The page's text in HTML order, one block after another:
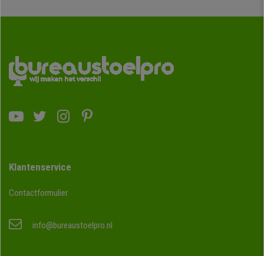
Klantenservice
Contactformulier
info@bureaustoelpro.nl